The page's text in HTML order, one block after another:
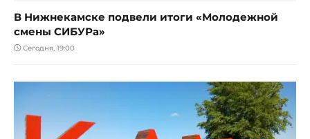
В Нижнекамске подвели итоги «Молодежной
смены СИБУРа»
Сегодня, 19:00